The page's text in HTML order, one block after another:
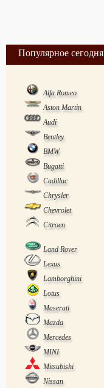
Популярное сегодня
Alfa Romeo
Aston Martin
Audi
Bentley
BMW
Bugatti
Cadillac
Chrysler
Chevrolet
Citroen
Land Rover
Lexus
Lamborghini
Lotus
Maserati
Mazda
Mercedes
MINI
Mitsubishi
Nissan